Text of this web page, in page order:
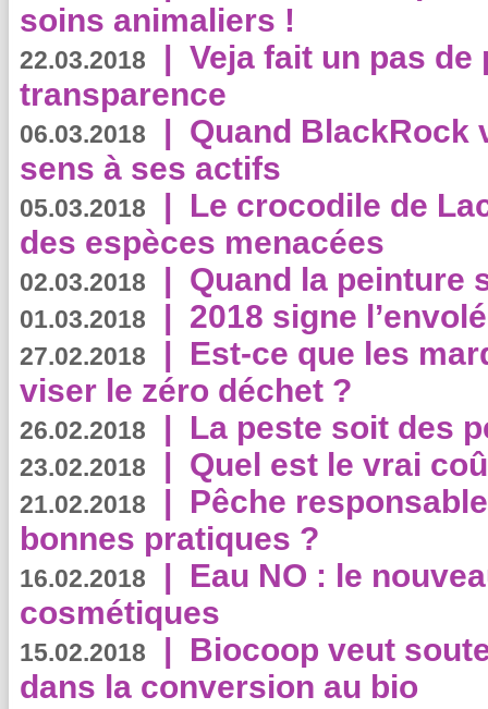
soins animaliers !
22.03.2018 | Veja fait un pas de
transparence
06.03.2018 | Quand BlackRock
sens à ses actifs
05.03.2018 | Le crocodile de
des espèces menacées
02.03.2018 | Quand la peinture
01.03.2018 | 2018 signe
27.02.2018 | Est-ce que les
viser le zéro déchet ?
26.02.2018 | La peste soit des
23.02.2018 | Quel est le vrai
21.02.2018 | Pêche
bonnes pratiques ?
16.02.2018 | Eau NO : le
cosmétiques
15.02.2018 | Biocoop veut
dans la conversion au bio